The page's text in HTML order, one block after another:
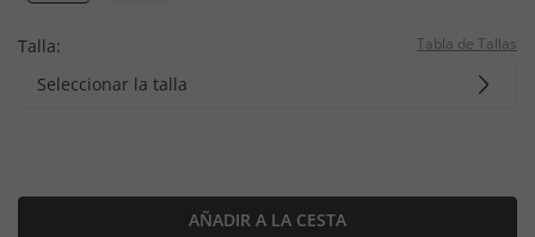
Talla: Tabla de Tallas
Seleccionar la talla
AÑADIR A LA CESTA